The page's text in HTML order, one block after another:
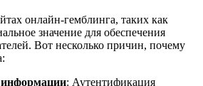
онлайн-гемблинга, таких как
значение для обеспечения
Вот несколько причин, почему
: Аутентификация